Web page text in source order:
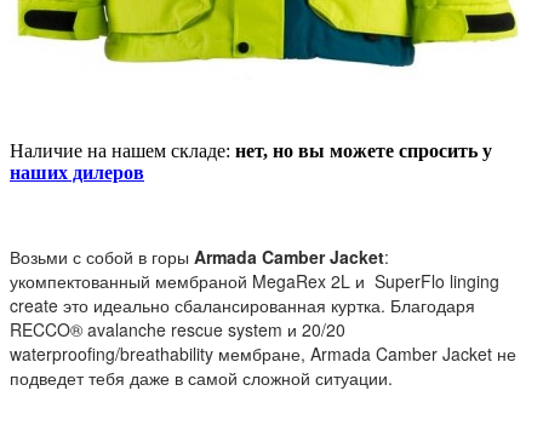
Наличие на нашем складе: нет, но вы можете спросить у
наших дилеров
Возьми с собой в горы Armada Camber Jacket:
укомпектованный мембраной MegaRex 2L и SuperFlo linging
create это идеально сбалансированная куртка. Благодаря
RECCO® avalanche rescue system и 20/20
waterproofing/breathability мембране, Armada Camber Jacket не
подведет тебя даже в самой сложной ситуации.